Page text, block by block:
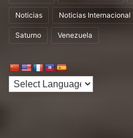
Noticias Noticias Internacional
Saturno Venezuela